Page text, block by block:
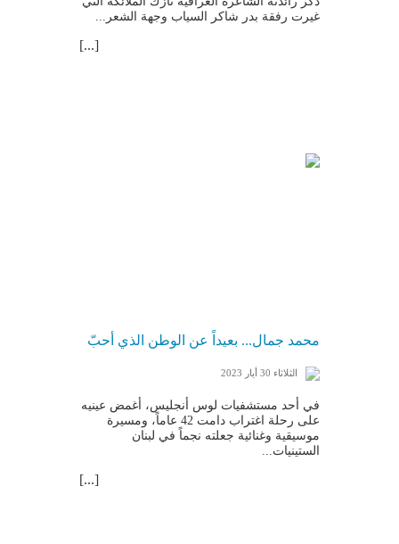
غيرت رفقة بدر شاكر السياب وجهة الشعر...
[...]
محمد جمال... بعيداً عن الوطن الذي أحبّ
الثلاثاء 30 أيار 2023
في أحد مستشفيات لوس أنجليس، أغمض عينيه
على رحلة اغتراب دامت 42 عاماً، ومسيرة
موسيقية وغنائية جعلته نجماً في لبنان
الستينيات...
[...]